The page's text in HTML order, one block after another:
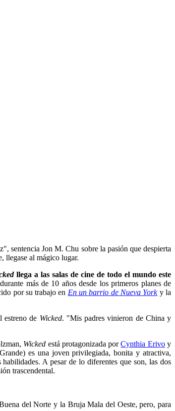
sentencia Jon M. Chu sobre la pasión que despierta
llegase al mágico lugar.
llega a las salas de cine de todo el mundo este
más de 10 años desde los primeros planes de
por su trabajo en En un barrio de Nueva Yorky la
estreno de Wicked. "Mis padres vinieron de China y
Wicked está protagonizada porCynthia Erivoy
es una joven privilegiada, bonita y atractiva,
A pesar de lo diferentes que son, las dos
trascendental.
del Norte y la Bruja Mala del Oeste, pero, para